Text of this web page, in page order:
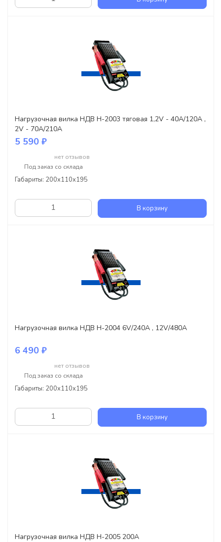
Нагрузочная вилка НДВ Н-2003 тяговая 1,2V - 40А/120А ,
2V - 70А/210А
5 590 ₽
нет отзывов
Под заказ со склада
Габариты: 200x110x195
В корзину
Нагрузочная вилка НДВ Н-2004 6V/240А , 12V/480А
6 490 ₽
нет отзывов
Под заказ со склада
Габариты: 200x110x195
В корзину
Нагрузочная вилка НДВ Н-2005 200А